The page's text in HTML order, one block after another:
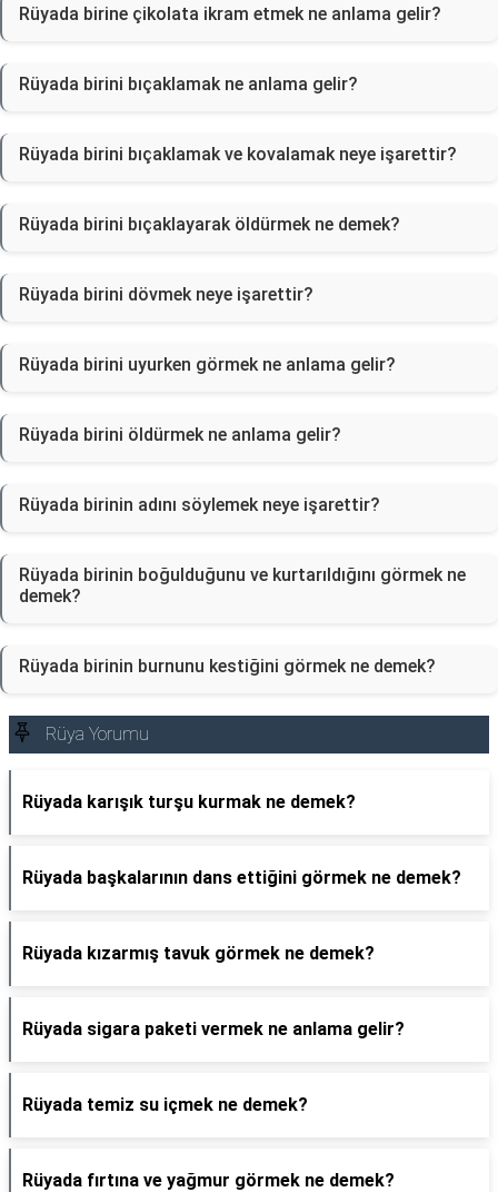
Rüyada birine çikolata ikram etmek ne anlama gelir?
Rüyada birini bıçaklamak ne anlama gelir?
Rüyada birini bıçaklamak ve kovalamak neye işarettir?
Rüyada birini bıçaklayarak öldürmek ne demek?
Rüyada birini dövmek neye işarettir?
Rüyada birini uyurken görmek ne anlama gelir?
Rüyada birini öldürmek ne anlama gelir?
Rüyada birinin adını söylemek neye işarettir?
Rüyada birinin boğulduğunu ve kurtarıldığını görmek ne
demek?
Rüyada birinin burnunu kestiğini görmek ne demek?
Rüya Yorumu
Rüyada karışık turşu kurmak ne demek?
Rüyada başkalarının dans ettiğini görmek ne demek?
Rüyada kızarmış tavuk görmek ne demek?
Rüyada sigara paketi vermek ne anlama gelir?
Rüyada temiz su içmek ne demek?
Rüyada fırtına ve yağmur görmek ne demek?